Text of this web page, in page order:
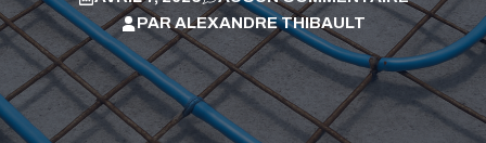
PARALEXANDRE THIBAULT